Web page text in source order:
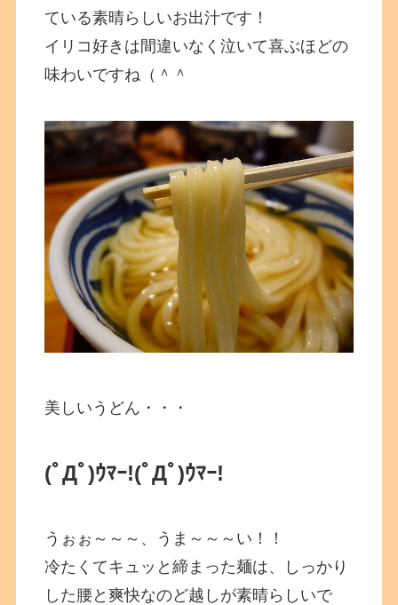
ている素晴らしいお出汁です！
イリコ好きは間違いなく泣いて喜ぶほどの
味わいですね（＾＾
美しいうどん・・・
(ﾟДﾟ)ｳﾏｰ!(ﾟДﾟ)ｳﾏｰ!
うぉぉ～～～、うま～～～い！！
冷たくてキュッと締まった麺は、しっかり
した腰と爽快なのど越しが素晴らしいで